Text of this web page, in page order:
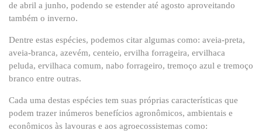
de abril a junho, podendo se estender até agosto aproveitando
também o inverno.
Dentre estas espécies, podemos citar algumas como: aveia-preta,
aveia-branca, azevém, centeio, ervilha forrageira, ervilhaca
peluda, ervilhaca comum, nabo forrageiro, tremoço azul e tremoço
branco entre outras.
Cada uma destas espécies tem suas próprias características que
podem trazer inúmeros benefícios agronômicos, ambientais e
econômicos às lavouras e aos agroecossistemas como: